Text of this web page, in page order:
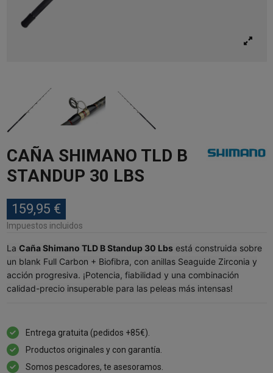
CAÑA SHIMANO TLD B
STANDUP 30 LBS
159,95 €
Impuestos incluidos
La Caña Shimano TLD B Standup 30 Lbs está construida sobre
un blank Full Carbon + Biofibra, con anillas Seaguide Zirconia y
acción progresiva. ¡Potencia, fiabilidad y una combinación
calidad-precio insuperable para las peleas más intensas!
Entrega gratuita (pedidos +85€).
Productos originales y con garantía.
Somos pescadores, te asesoramos.